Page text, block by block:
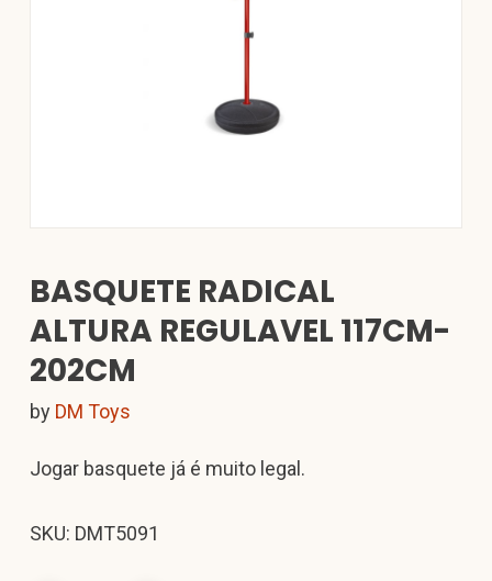
BASQUETE RADICAL
ALTURA REGULAVEL 117CM-
202CM
by DM Toys
Jogar basquete já é muito legal.
SKU: DMT5091